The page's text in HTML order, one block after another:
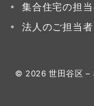
集合住宅の担
法人のご担当
© 2026世田谷区 –